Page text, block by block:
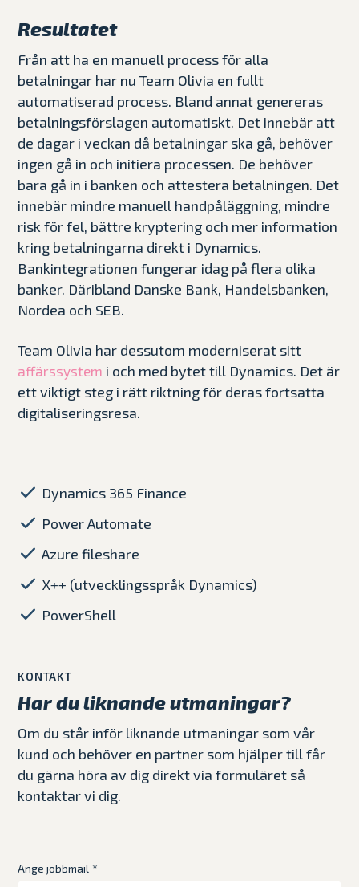
Resultatet
Från att ha en manuell process för alla
betalningar har nu Team Olivia en fullt
automatiserad process. Bland annat genereras
betalningsförslagen automatiskt. Det innebär att
de dagar i veckan då betalningar ska gå, behöver
ingen gå in och initiera processen. De behöver
bara gå in i banken och attestera betalningen. Det
innebär mindre manuell handpåläggning, mindre
risk för fel, bättre kryptering och mer information
kring betalningarna direkt i Dynamics.
Bankintegrationen fungerar idag på flera olika
banker. Däribland Danske Bank, Handelsbanken,
Nordea och SEB.
Team Olivia har dessutom moderniserat sitt
affärssystem i och med bytet till Dynamics. Det är
ett viktigt steg i rätt riktning för deras fortsatta
digitaliseringsresa.
Dynamics 365 Finance
Power Automate
Azure fileshare
X++ (utvecklingsspråk Dynamics)
PowerShell
KONTAKT
Har du liknande utmaningar?
Om du står inför liknande utmaningar som vår
kund och behöver en partner som hjälper till får
du gärna höra av dig direkt via formuläret så
kontaktar vi dig.
Ange jobbmail *